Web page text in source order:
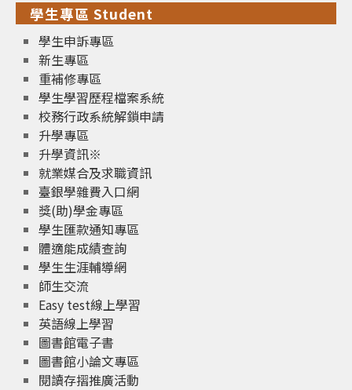
學生專區 Student
學生申訴專區
新生專區
重補修專區
學生學習歷程檔案系統
校務行政系統解鎖申請
升學專區
升學資訊※
就業媒合及求職資訊
臺銀學雜費入口網
獎(助)學金專區
學生匯款通知專區
體適能成績查詢
學生生涯輔導網
師生交流
Easy test線上學習
英語線上學習
圖書館電子書
圖書館小論文專區
閱讀存摺推廣活動